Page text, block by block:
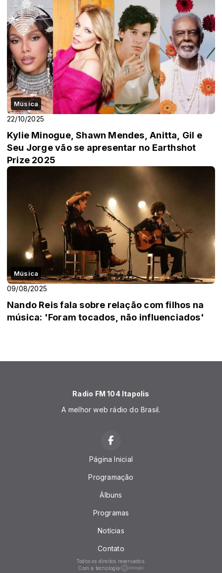
Música
22/10/2025
Kylie Minogue, Shawn Mendes, Anitta, Gil e
Seu Jorge vão se apresentar no Earthshot
Prize 2025
Música
09/08/2025
Nando Reis fala sobre relação com filhos na
música: 'Foram tocados, não influenciados'
Radio FM 104 Itapolis
A melhor web rádio do Brasil.
Página Inicial
Programação
Álbuns
Programas
Notícias
Contato
Todos os direitos reservados.
Com a tecnologia